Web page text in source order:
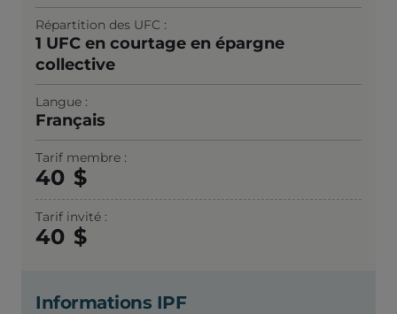
Répartition des UFC
1 UFC en courtage en épargne
collective
Langue
Français
Tarif membre
40
Tarif invité
40
Informations IPF